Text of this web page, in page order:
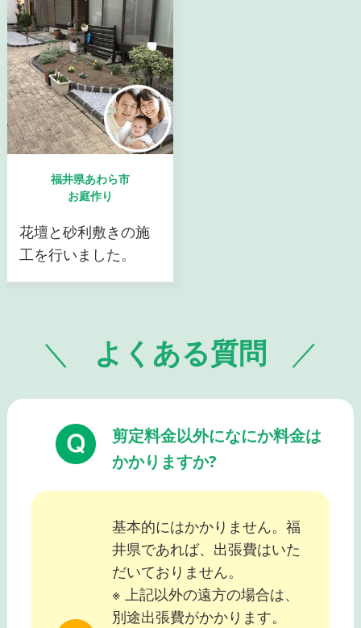
福井県あわら市
お庭作り
花壇と砂利敷きの施
工を行いました。
よくある質問
剪定料金以外になにか料金は
かかりますか?
基本的にはかかりません。福
井県であれば、出張費はいた
だいておりません。
※ 上記以外の遠方の場合は、
別途出張費がかかります。